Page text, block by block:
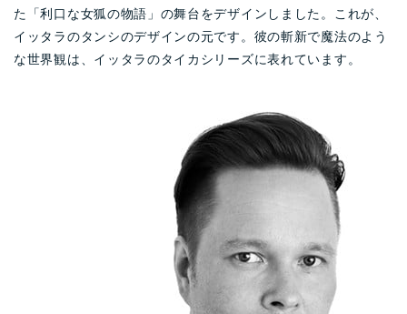
た「利口な女狐の物語」の舞台をデザインしました。これが、
イッタラのタンシのデザインの元です。彼の斬新で魔法のよう
な世界観は、イッタラのタイカシリーズに表れています。